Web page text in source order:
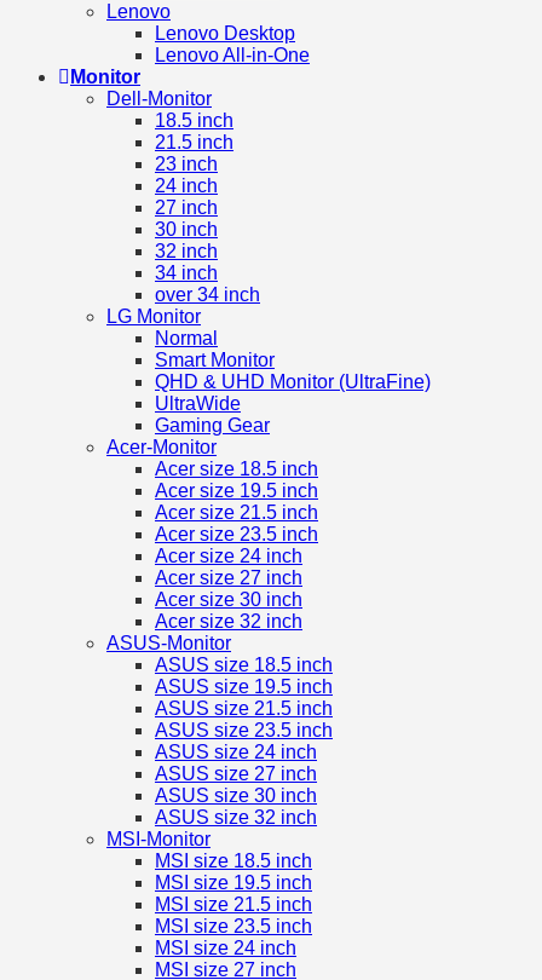
Lenovo
Lenovo Desktop
Lenovo All-in-One
Monitor
Dell-Monitor
18.5 inch
21.5 inch
23 inch
24 inch
27 inch
30 inch
32 inch
34 inch
over 34 inch
LG Monitor
Normal
Smart Monitor
QHD & UHD Monitor (UltraFine)
UltraWide
Gaming Gear
Acer-Monitor
Acer size 18.5 inch
Acer size 19.5 inch
Acer size 21.5 inch
Acer size 23.5 inch
Acer size 24 inch
Acer size 27 inch
Acer size 30 inch
Acer size 32 inch
ASUS-Monitor
ASUS size 18.5 inch
ASUS size 19.5 inch
ASUS size 21.5 inch
ASUS size 23.5 inch
ASUS size 24 inch
ASUS size 27 inch
ASUS size 30 inch
ASUS size 32 inch
MSI-Monitor
MSI size 18.5 inch
MSI size 19.5 inch
MSI size 21.5 inch
MSI size 23.5 inch
MSI size 24 inch
MSI size 27 inch